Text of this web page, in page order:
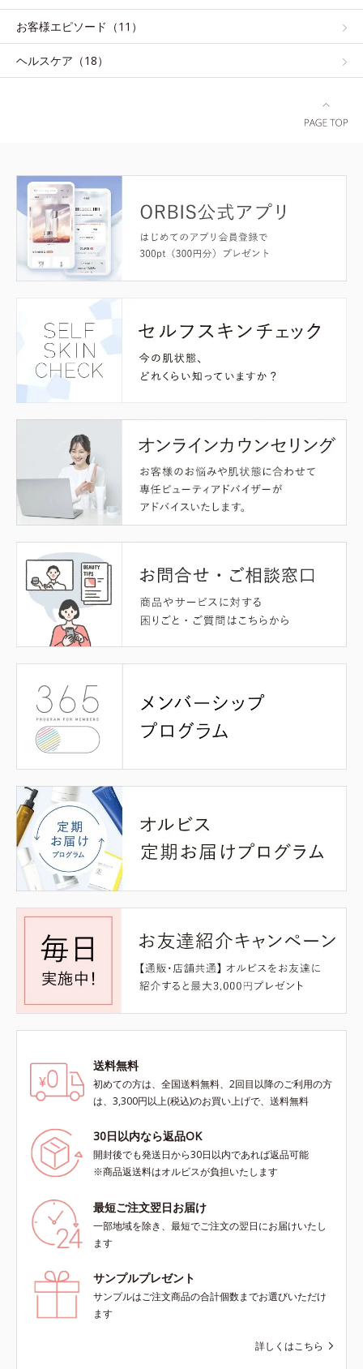
お客様エピソード（11）
ヘルスケア（18）
送料無料
初めての方は、全国送料無料、2回目以降のご利用の方
は、3,300円以上(税込)のお買い上げで、送料無料
30日以内なら返品OK
開封後でも発送日から30日以内であれば返品可能
※商品返送料はオルビスが負担いたします
最短ご注文翌日お届け
一部地域を除き、最短でご注文の翌日にお届けいたし
ます
サンプルプレゼント
サンプルはご注文商品の合計個数までお選びいただけ
ます
詳しくはこちら